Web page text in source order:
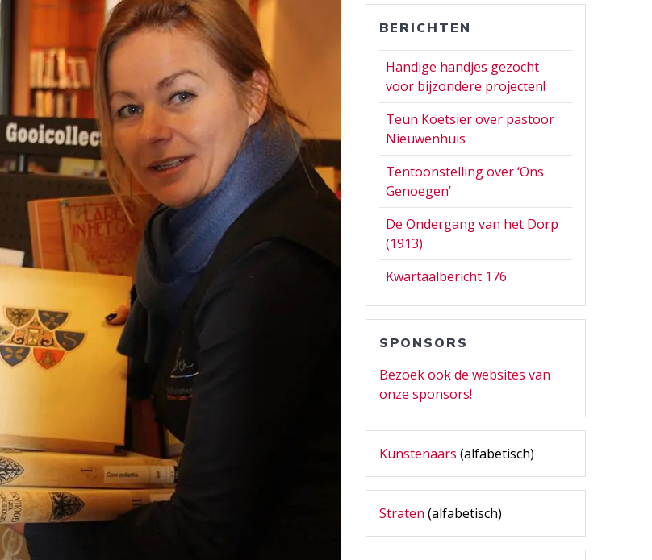
BERICHTEN
Handige handjes gezocht
voor bijzondere projecten!
Teun Koetsier over pastoor
Nieuwenhuis
Tentoonstelling over ‘Ons
Genoegen’
De Ondergang van het Dorp
(1913)
Kwartaalbericht 176
SPONSORS
Bezoek ook de websites van
onze sponsors!
Kunstenaars (alfabetisch)
Straten (alfabetisch)